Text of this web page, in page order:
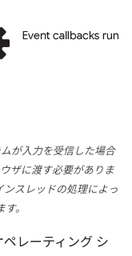
が入力を受信した場合
ザに渡す必要がありま
ンスレッドの処理によっ
。
レーティング シ